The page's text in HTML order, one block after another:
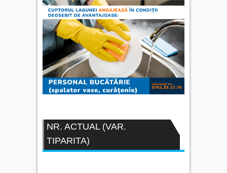
NR. ACTUAL (VAR.
TIPARITA)